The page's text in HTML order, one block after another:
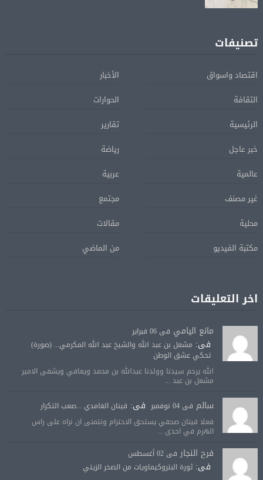
تصنيفات
اقتصاد واسواق
الأخبار
الثقافة
الحوارات
الرئيسية
تقارير
خبر عاجل
رياضة
عالمية
عربية
غير مصنف
مجتمع
محلية
مقالات
مكتبة الفيديو
من الماضي
اخر التعليقات
مانع اليامي فى 06 فبراير
فى: مشعل بن عبد الله والشيخ عبد الله المكرمي... (صورة)
تحكي عشق الوطن
الله يرحم سيدنا وولدنا عبدالله بن محمد ويعافي ويشفى الامير
مشعل بن عبد ...
سالم فى 04 نوفمبر فى: قينان الغامدي ...صعب التكرار
فعلا قينان صحفي يستحق الاحترام ونتمنى ان نراه على راس
الهرم في احدى ...
فرح النجار فى 02 أغسطس
فى:ثورة البتروكيماويات من الصخر الزيتي